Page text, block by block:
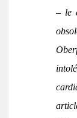
– le